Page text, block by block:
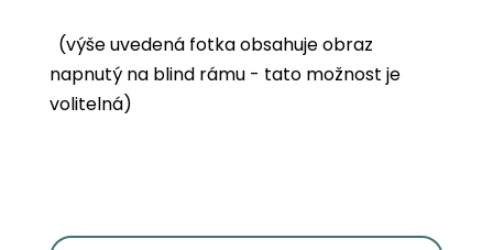
(výše uvedená fotka obsahuje obraz
napnutý na blind rámu - tato možnost je
volitelná)